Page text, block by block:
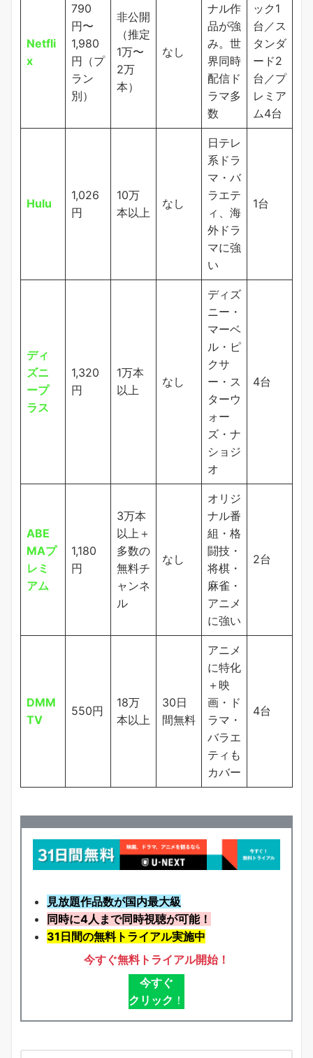
Netfli
x
790
円〜
1,980
円（プ
ラン
別）
非公開
（推定
1万〜
2万
本）
なし
ナル作
品が強
み。世
界同時
配信ド
ラマ多
数
ック1
台／ス
タンダ
ード2
台／プ
レミア
ム4台
Hulu
1,026
円
10万
本以上
なし
日テレ
系ドラ
マ・バ
ラエテ
ィ、海
外ドラ
マに強
い
1台
ディ
ズニ
ープ
ラス
1,320
円
1万本
以上
なし
ディズ
ニー・
マーベ
ル・ピ
クサ
ー・ス
ターウ
ォー
ズ・ナ
ショジ
オ
4台
ABE
MAプ
レミ
アム
1,180
円
3万本
以上＋
多数の
無料チ
ャンネ
ル
なし
オリジ
ナル番
組・格
闘技・
将棋・
麻雀・
アニメ
に強い
2台
DMM
TV
550円
18万
本以上
30日
間無料
アニメ
に特化
＋映
画・ド
ラマ・
バラエ
ティも
カバー
4台
見放題作品数が国内最大級
同時に4人まで同時視聴が可能！
31日間の無料トライアル実施中
今すぐ無料トライアル開始！
今すぐ
クリック ！